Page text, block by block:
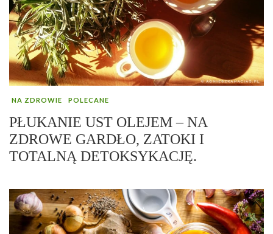
NA ZDROWIE POLECANE
PŁUKANIE UST OLEJEM – NA
ZDROWE GARDŁO, ZATOKI I
TOTALNĄ DETOKSYKACJĘ.